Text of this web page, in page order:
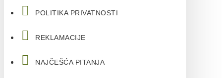
POLITIKA PRIVATNOSTI
REKLAMACIJE
NAJČEŠĆA PITANJA